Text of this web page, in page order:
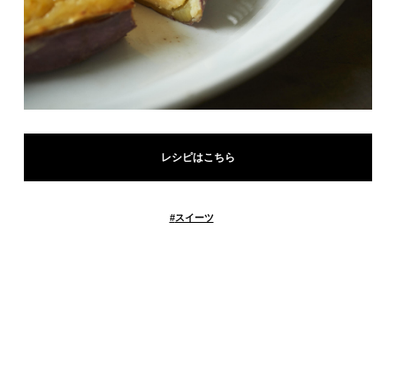
レシピはこちら
#スイーツ